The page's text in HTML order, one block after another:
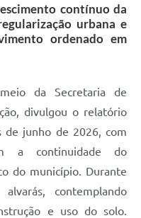
contínuo da
urbana e
ordenado em
da Secretaria de
divulgou o relatório
junho de 2026, com
a continuidade do
do município. Durante
contemplando
e uso do solo.